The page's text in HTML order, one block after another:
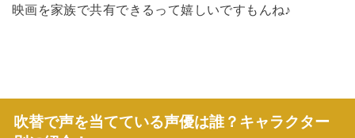
映画を家族で共有できるって嬉しいですもんね♪
吹替で声を当てている声優は誰？キャラクター